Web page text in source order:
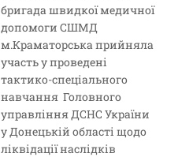
бригада швидкої медичної
допомоги СШМД
м.Краматорська прийняла
участь у проведені
тактико-спеціального
навчання Головного
управління ДСНС України
у Донецькій області щодо
ліквідації наслідків